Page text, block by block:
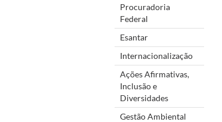
Procuradoria
Federal
Esantar
Internacionalização
Ações Afirmativas,
Inclusão e
Diversidades
Gestão Ambiental